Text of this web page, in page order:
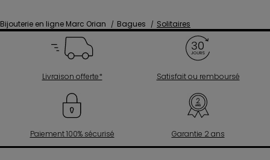
Bijouterie en ligne Marc Orian Bagues Solitaires
Livraison offerte* Satisfait ou remboursé
Paiement 100% sécurisé Garantie 2 ans